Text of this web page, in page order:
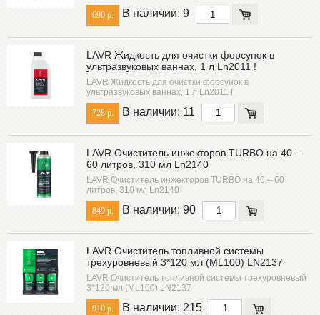
690 р. В наличии: 9
LAVR Жидкость для очистки форсунок в
ультразвуковых ваннах, 1 л Ln2011 !
LAVR Жидкость для очистки форсунок в
ультразвуковых ваннах, 1 л Ln2011 !
728 р. В наличии: 11
LAVR Очиститель инжекторов TURBO на 40 –
60 литров, 310 мл Ln2140
LAVR Очиститель инжекторов TURBO на 40 – 60
литров, 310 мл Ln2140
849 р. В наличии: 90
LAVR Очиститель топливной системы
трехуровневый 3*120 мл (ML100) LN2137
LAVR Очиститель топливной системы трехуровневый
3*120 мл (ML100) LN2137
910 р. В наличии: 215